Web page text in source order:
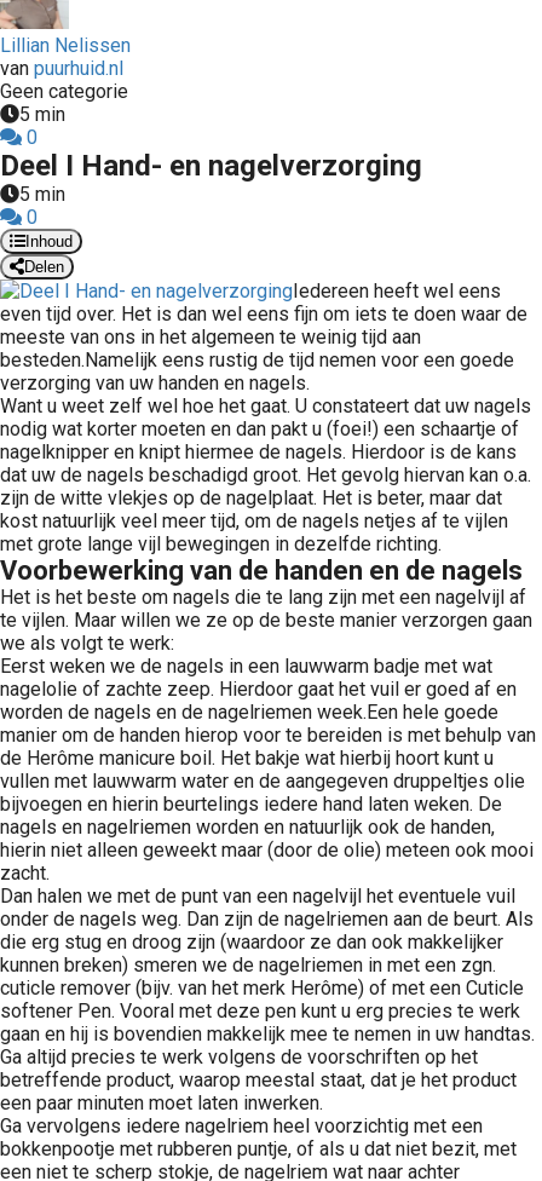
Lillian Nelissen
van puurhuid.nl
Geen categorie
5 min
0
Deel I Hand- en nagelverzorging
5 min
0
Inhoud
Delen
Iedereen heeft wel eens
even tijd over. Het is dan wel eens fijn om iets te doen waar de
meeste van ons in het algemeen te weinig tijd aan
besteden.Namelijk eens rustig de tijd nemen voor een goede
verzorging van uw handen en nagels.
Want u weet zelf wel hoe het gaat. U constateert dat uw nagels
nodig wat korter moeten en dan pakt u (foei!) een schaartje of
nagelknipper en knipt hiermee de nagels. Hierdoor is de kans
dat uw de nagels beschadigd groot. Het gevolg hiervan kan o.a.
zijn de witte vlekjes op de nagelplaat. Het is beter, maar dat
kost natuurlijk veel meer tijd, om de nagels netjes af te vijlen
met grote lange vijl bewegingen in dezelfde richting.
Voorbewerking van de handen en de nagels
Het is het beste om nagels die te lang zijn met een nagelvijl af
te vijlen. Maar willen we ze op de beste manier verzorgen gaan
we als volgt te werk:
Eerst weken we de nagels in een lauwwarm badje met wat
nagelolie of zachte zeep. Hierdoor gaat het vuil er goed af en
worden de nagels en de nagelriemen week.Een hele goede
manier om de handen hierop voor te bereiden is met behulp van
de Herôme manicure boil. Het bakje wat hierbij hoort kunt u
vullen met lauwwarm water en de aangegeven druppeltjes olie
bijvoegen en hierin beurtelings iedere hand laten weken. De
nagels en nagelriemen worden en natuurlijk ook de handen,
hierin niet alleen geweekt maar (door de olie) meteen ook mooi
zacht.
Dan halen we met de punt van een nagelvijl het eventuele vuil
onder de nagels weg. Dan zijn de nagelriemen aan de beurt. Als
die erg stug en droog zijn (waardoor ze dan ook makkelijker
kunnen breken) smeren we de nagelriemen in met een zgn.
cuticle remover (bijv. van het merk Herôme) of met een Cuticle
softener Pen. Vooral met deze pen kunt u erg precies te werk
gaan en hij is bovendien makkelijk mee te nemen in uw handtas.
Ga altijd precies te werk volgens de voorschriften op het
betreffende product, waarop meestal staat, dat je het product
een paar minuten moet laten inwerken.
Ga vervolgens iedere nagelriem heel voorzichtig met een
bokkenpootje met rubberen puntje, of als u dat niet bezit, met
een niet te scherp stokje, de nagelriem wat naar achter